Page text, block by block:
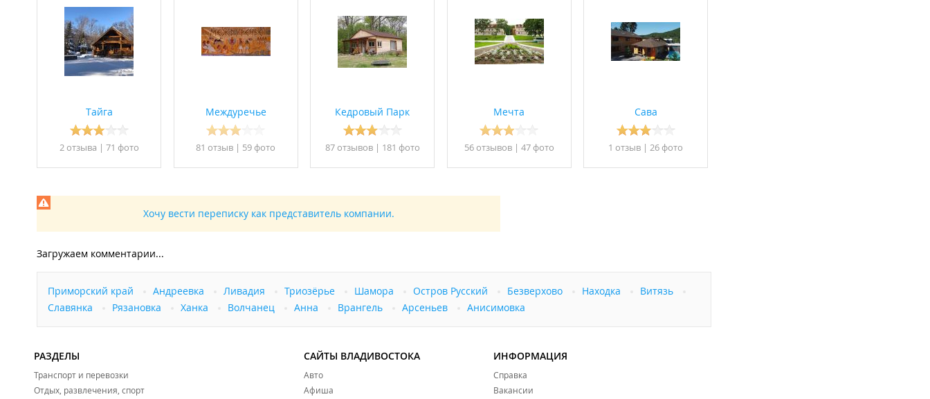
Мангалы.
Правила:
Ограничения: объект ориентирован на размеренный семейный отдых с детьми. Шумные компании, громкая музыка и чрезмерное
База отдыха вЕдином реестре объектов классификации в сфере туристской индустрии
Тайга
2 отзывa | 71 фото
Междуречье
81 отзыв | 59 фото
Кедровый Парк
87 отзывов| 181 фото
Мечта
56 отзывов| 47 фото
Сава
1 отзыв | 26 фото
Хочу вести переписку как представитель компании.
Загружаем комментарии...
Приморский край Андреевка Ливадия Триозёрье Шамора Остров Русский Безверхово Находка
Витязь
Славянка
Рязановка Ханка Волчанец Анна Врангель Арсеньев Анисимовка
РАЗДЕЛЫ
Транспорт и перевозки
Отдых, развлечения, спорт
САЙТЫ ВЛАДИВОСТОКА
Авто
Афиша
ИНФОРМАЦИЯ
Справка
Вакансии